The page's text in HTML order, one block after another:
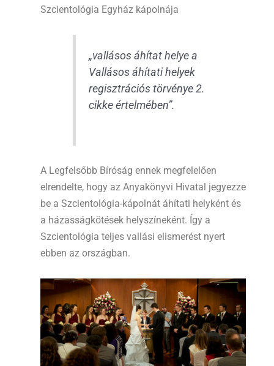
Szcientológia Egyház kápolnája
„vallásos áhítat helye a
Vallásos áhítati helyek
regisztrációs törvénye 2.
cikke értelmében”.
A Legfelsőbb Bíróság ennek megfelelően
elrendelte, hogy az Anyakönyvi Hivatal jegyezze
be a Szcientológia-kápolnát áhítati helyként és
a házasságkötések helyszíneként. Így a
Szcientológia teljes vallási elismerést nyert
ebben az országban.